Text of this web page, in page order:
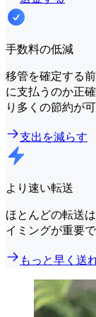
手数料の低減
移管を確定する
に支払うのか正
り多くの節約が
支出を減らす
より速い転送
ほとんどの転送は
イミングが重要
もっと早く送